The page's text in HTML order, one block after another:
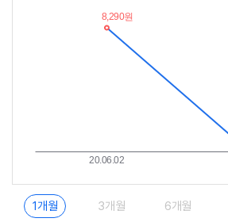
1개월 3개월 6개월